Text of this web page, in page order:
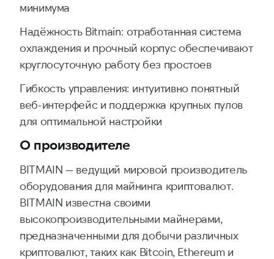
минимума
Надёжность Bitmain: отработанная система
охлаждения и прочный корпус обеспечивают
круглосуточную работу без простоев
Гибкость управления: интуитивно понятный
веб-интерфейс и поддержка крупных пулов
для оптимальной настройки
О производителе
BITMAIN — ведущий мировой производитель
оборудования для майнинга криптовалют.
BITMAIN известна своими
высокопроизводительными майнерами,
предназначенными для добычи различных
криптовалют, таких как Bitcoin, Ethereum и